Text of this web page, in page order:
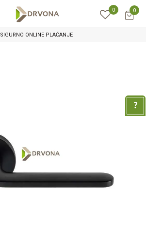
0 0
SIGURNO ONLINE PLAĆANJE